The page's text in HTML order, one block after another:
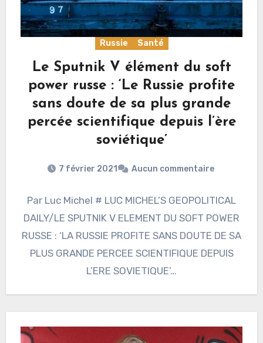
Russie Santé
Le Sputnik V élément du soft
power russe : ‘Le Russie profite
sans doute de sa plus grande
percée scientifique depuis l’ère
soviétique’
7 février 2021 Aucun commentaire
Par Luc Michel # LUC MICHEL’S GEOPOLITICAL
DAILY/LE SPUTNIK V ELEMENT DU SOFT POWER
RUSSE : ‘LA RUSSIE PROFITE SANS DOUTE DE SA
PLUS GRANDE PERCEE SCIENTIFIQUE DEPUIS
L’ERE SOVIETIQUE’…